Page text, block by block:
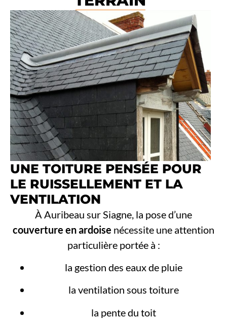
UNE TOITURE PENSÉE POUR
LE RUISSELLEMENT ET LA
VENTILATION
À Auribeau sur Siagne, la pose d’une
couverture en ardoise nécessite une attention
particulière portée à :
la gestion des eaux de pluie
la ventilation sous toiture
la pente du toit